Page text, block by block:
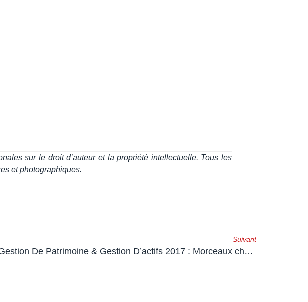
sur le droit d’auteur et la propriété intellectuelle. Tous les
et photographiques.
Suivant
Guide Gestion De Patrimoine & Gestion D’actifs 2017 : Morceaux choisis